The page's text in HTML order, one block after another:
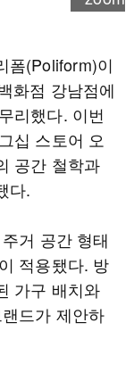
폼(Poliform)이
화점 강남점에
리했다. 이번
십 스토어 오
공간 철학과
다.
거 공간 형태
적용됐다. 방
가구 배치와
드가 제안하